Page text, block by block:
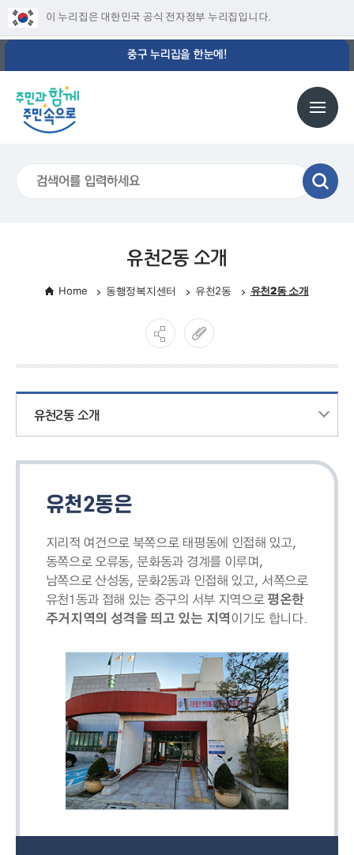
이 누리집은 대한민국 공식 전자정부 누리집입니다.
중구 누리집을 한눈에!
유천2동 소개
Home 동행정복지센터 유천2동 유천2동 소개
유천2동 소개
유천2동은
지리적 여건으로 북쪽으로 태평동에 인접해 있고,
동쪽으로 오류동, 문화동과 경계를 이루며,
남쪽으로 산성동, 문화2동과 인접해 있고, 서쪽으로
유천1동과 접해 있는 중구의 서부 지역으로 평온한
주거지역의 성격을 띄고 있는 지역이기도 합니다.